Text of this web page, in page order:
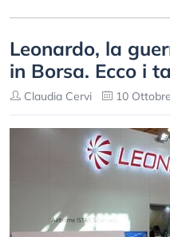
Leonardo, la
in Borsa. Ecco i
Claudia Cervi 10